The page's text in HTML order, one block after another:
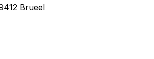
Brueel